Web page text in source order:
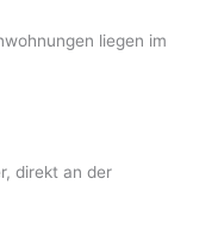
liegen im
direkt an der